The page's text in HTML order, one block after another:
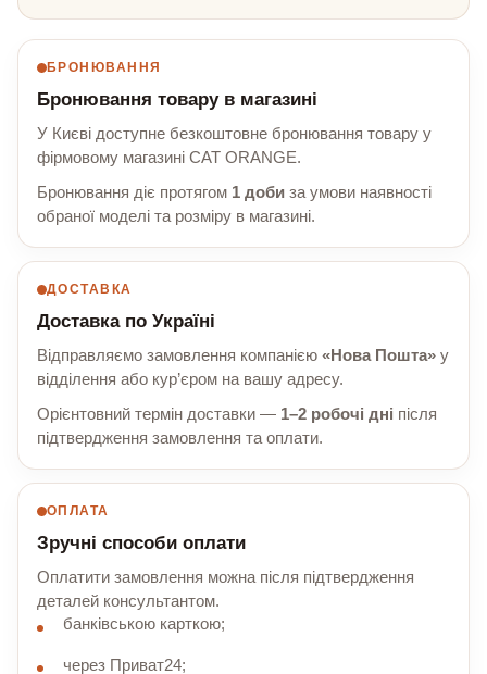
БРОНЮВАННЯ
Бронювання товару в магазині
У Києві доступне безкоштовне бронювання товару у
фірмовому магазині CAT ORANGE.
Бронювання діє протягом 1 доби за умови наявності
обраної моделі та розміру в магазині.
ДОСТАВКА
Доставка по Україні
Відправляємо замовлення компанією «Нова Пошта» у
відділення або кур’єром на вашу адресу.
Орієнтовний термін доставки — 1–2 робочі дні після
підтвердження замовлення та оплати.
ОПЛАТА
Зручні способи оплати
Оплатити замовлення можна після підтвердження
деталей консультантом.
банківською карткою;
через Приват24;